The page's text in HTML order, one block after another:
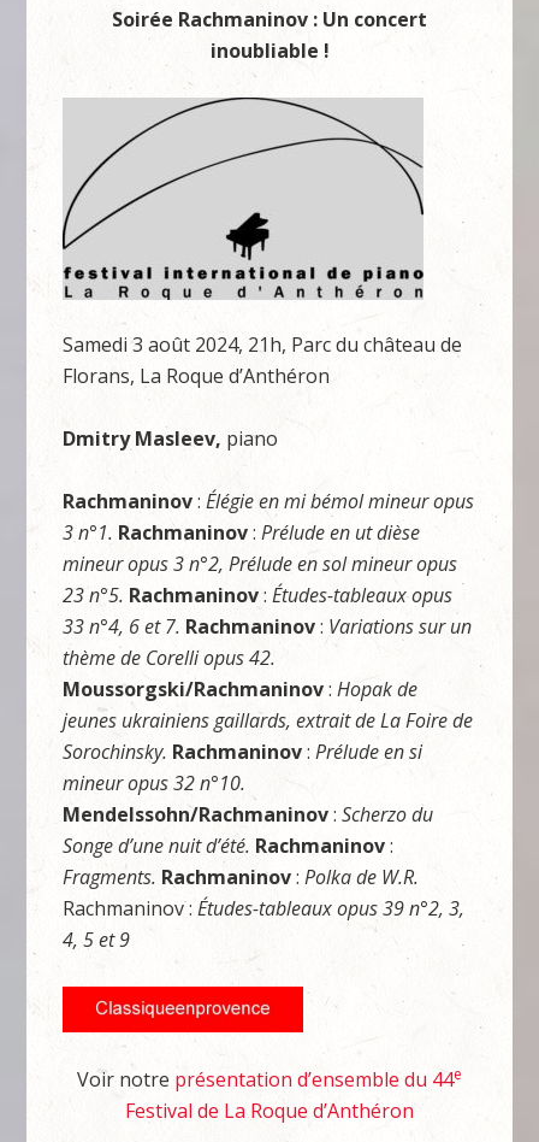
Soirée Rachmaninov : Un concert
inoubliable !
Samedi 3 août 2024, 21h, Parc du château de
Florans, La Roque d’Anthéron
Dmitry Masleev, piano
Rachmaninov:Élégie en mi bémol mineur opus
3 n°1. Rachmaninov:Prélude en ut dièse
mineur opus 3 n°2, Prélude en sol mineur opus
23 n°5. Rachmaninov:Études-tableaux opus
33 n°4, 6 et 7. Rachmaninov: Variations sur un
thème de Corelli opus 42.
Moussorgski/Rachmaninov:Hopak de
jeunes ukrainiens gaillards, extrait de La Foire de
Sorochinsky. Rachmaninov:Prélude en si
mineur opus 32 n°10.
Mendelssohn/Rachmaninov:Scherzo du
Songe d’une nuit d’été. Rachmaninov:
Fragments. Rachmaninov:Polka de W.R.
Rachmaninov :Études-tableaux opus 39 n°2, 3,
4, 5 et 9
Voir notre présentation d’ensemble du 44e
Festival de La Roque d’Anthéron